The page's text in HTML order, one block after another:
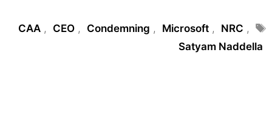
Tags
CAA , CEO , Condemning , Microsoft , NRC ,
Satyam Naddella